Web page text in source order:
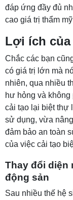
đáp ứng đầy đủ
cao giá trị thẩm
Lợi ích
Chắc các bạn
có giá trị lớn mà
nhiên, qua nhiều
hư hỏng và
cải tạo lại biệt thự
sử dụng, vừa
đảm bảo an toàn
của việc cải tạo
Thay đổi diện
động sản
Sau nhiều thế hệ